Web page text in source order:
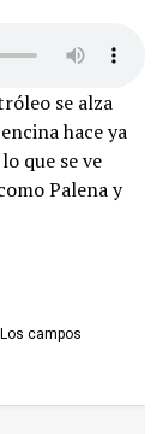
se alza
hace ya
que se ve
Palena y
Los campos